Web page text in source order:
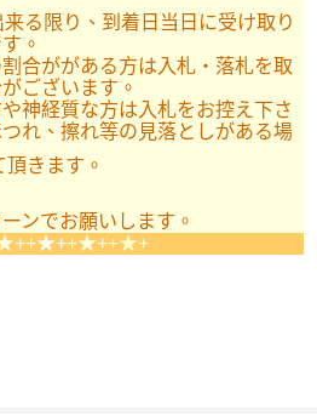
る限り、到着日当日に受け取り
。
合ががある方は入札・落札を取
ございます。
神経質な方は入札をお控え下さ
れ、擦れ等の見落としがある場
きます。
ンでお願いします。
+★++★++★+